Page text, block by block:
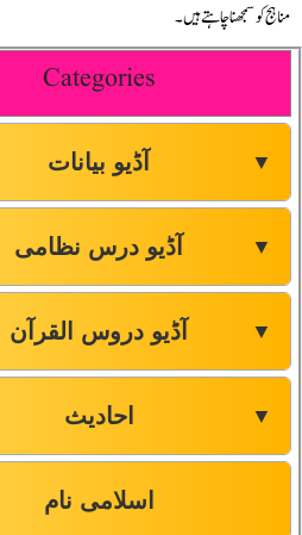
مناہج کو سمجھنا چاہتے ہیں۔
Categories
آڈیو بیانات ▼
آڈیو درس نظامی ▼
آڈیو دروس القرآن ▼
احادیث ▼
اسلامی نام